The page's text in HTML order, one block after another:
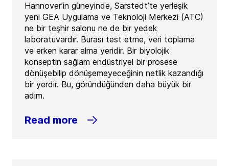
Hannover’in güneyinde, Sarstedt’te yerleşik
yeni GEA Uygulama ve Teknoloji Merkezi (ATC)
ne bir teşhir salonu ne de bir yedek
laboratuvardır. Burası test etme, veri toplama
ve erken karar alma yeridir. Bir biyolojik
konseptin sağlam endüstriyel bir prosese
dönüşebilip dönüşemeyeceğinin netlik kazandığı
bir yerdir. Bu, göründüğünden daha büyük bir
adım.
Read more